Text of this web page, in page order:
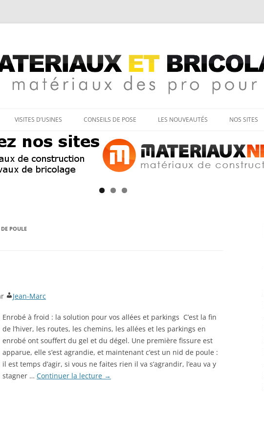
au
VISITES D’USINES CONSEILS DE POSE LES NOUVEAUTÉS NOS SITES
POULE
Jean-Marc
Enrobé à froid : la solution pour vos allées et parkings C’est la fin
de l’hiver, les routes, les chemins, les allées et les parkings en
enrobé ont souffert du gel et du dégel. Une première fissure est
apparue, elle s’est agrandie, et maintenant c’est un nid de poule :
il est temps d’agir, si vous ne faites rien il va s’agrandir, l’eau va y
stagner … Continuer la lecture →